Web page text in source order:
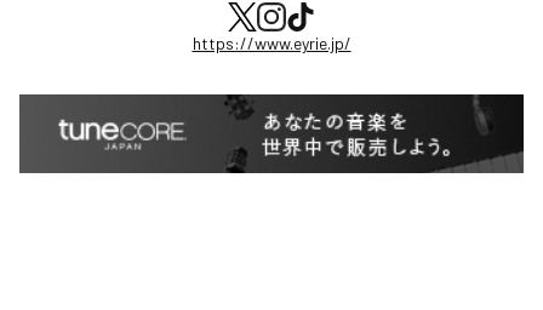
https://www.eyrie.jp/